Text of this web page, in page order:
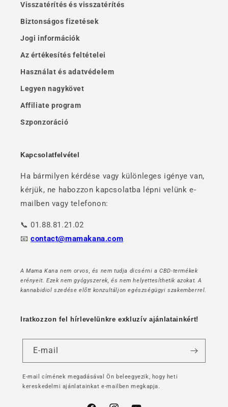
Visszatérítés és visszatérítés
Biztonságos fizetések
Jogi információk
Az értékesítés feltételei
Használat és adatvédelem
Legyen nagykövet
Affiliate program
Szponzoráció
Kapcsolatfelvétel
Ha bármilyen kérdése vagy különleges igénye van,
kérjük, ne habozzon kapcsolatba lépni velünk e-
mailben vagy telefonon:
📞 01.88.81.21.02
📧contact@mamakana.com
A Mama Kana nem orvos, és nem tudja dicsérni a CBD-termékek
erényeit. Ezek nem gyógyszerek, és nem helyettesíthetik azokat. A
kannabidiol szedése előtt konzultáljon egészségügyi szakemberrel.
Iratkozzon fel hírlevelünkre exkluzív ajánlatainkért!
E-mail
E-mail címének megadásával Ön beleegyezik, hogy heti
kereskedelmi ajánlatainkat e-mailben megkapja.